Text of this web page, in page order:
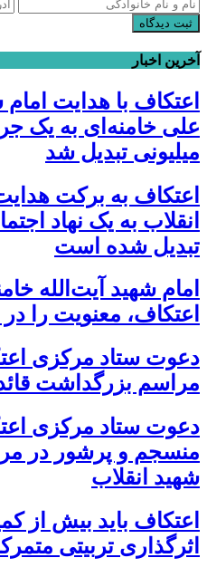
ثبت دیدگاه
آخرین اخبار
اعتکاف با هدایت
علی خامنه‌ای به یک
میلیونی تبدیل شد
اعتکاف به برکت
انقلاب به یک نهاد
تبدیل شده است
امام شهید آیت‌الله
اعتکاف، معنویت را
دعوت ستاد مرکزی
مراسم بزرگداشت
دعوت ستاد مرکزی
منسجم و پرشور در
شهید انقلاب
اعتکاف باید بیش از
اثرگذاری تربیتی